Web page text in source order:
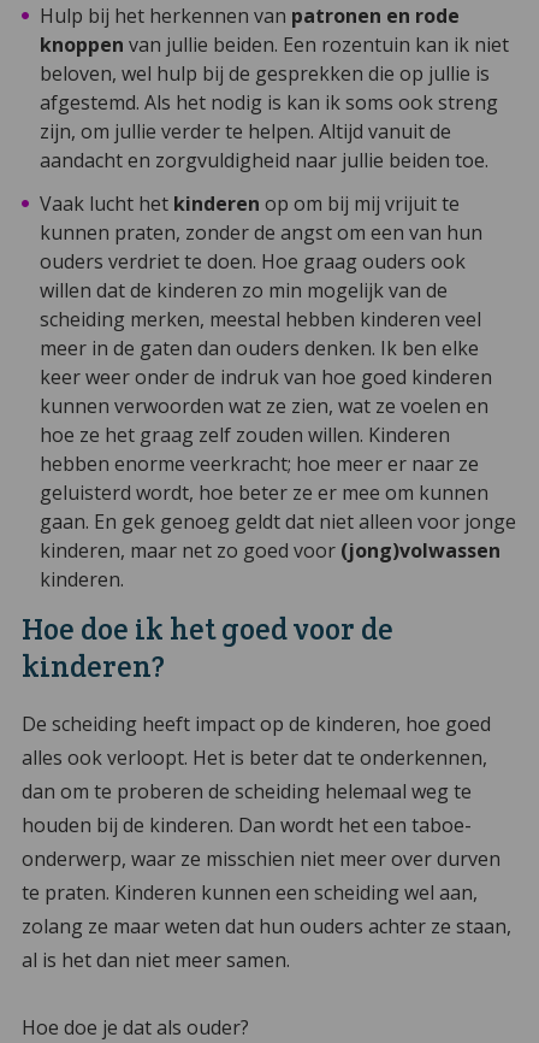
Hulp bij het herkennen van patronen en rode
knoppen van jullie beiden. Een rozentuin kan ik niet
beloven, wel hulp bij de gesprekken die op jullie is
afgestemd. Als het nodig is kan ik soms ook streng
zijn, om jullie verder te helpen. Altijd vanuit de
aandacht en zorgvuldigheid naar jullie beiden toe.
Vaak lucht het kinderen op om bij mij vrijuit te
kunnen praten, zonder de angst om een van hun
ouders verdriet te doen. Hoe graag ouders ook
willen dat de kinderen zo min mogelijk van de
scheiding merken, meestal hebben kinderen veel
meer in de gaten dan ouders denken. Ik ben elke
keer weer onder de indruk van hoe goed kinderen
kunnen verwoorden wat ze zien, wat ze voelen en
hoe ze het graag zelf zouden willen. Kinderen
hebben enorme veerkracht; hoe meer er naar ze
geluisterd wordt, hoe beter ze er mee om kunnen
gaan. En gek genoeg geldt dat niet alleen voor jonge
kinderen, maar net zo goed voor (jong)volwassen
kinderen.
Hoe doe ik het goed voor de
kinderen?
De scheiding heeft impact op de kinderen, hoe goed
alles ook verloopt. Het is beter dat te onderkennen,
dan om te proberen de scheiding helemaal weg te
houden bij de kinderen. Dan wordt het een taboe-
onderwerp, waar ze misschien niet meer over durven
te praten. Kinderen kunnen een scheiding wel aan,
zolang ze maar weten dat hun ouders achter ze staan,
al is het dan niet meer samen.
Hoe doe je dat als ouder?